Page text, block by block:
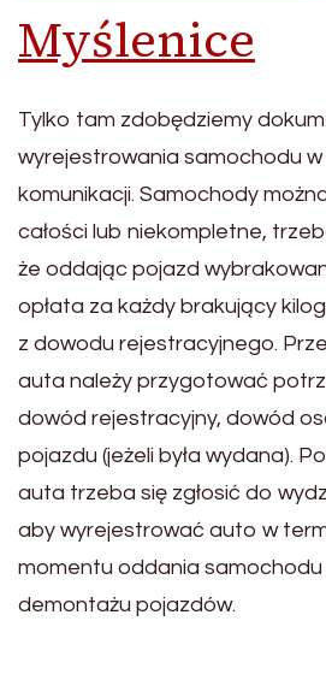
Myślenice
Tylko tam zdobędziemy
wyrejestrowania samochodu w
komunikacji. Samochody
całości lub niekompletne,
że oddając pojazd
opłata za każdy brakujący
z dowodu rejestracyjnego.
auta należy przygotować
dowód rejestracyjny, dowód
pojazdu (jeżeli była wydana).
auta trzeba się zgłosić do
aby wyrejestrować auto w
momentu oddania
demontażu pojazdów.